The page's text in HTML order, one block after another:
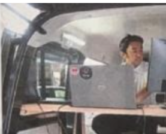
お知らせ
イベント・グッズ
YouTube
会社情報